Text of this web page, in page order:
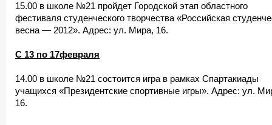
15.00 в школе №21 пройдет Городской этап областного
фестиваля студенческого творчества «Российская
весна — 2012». Адрес: ул. Мира, 16.
С 13 по 17февраля
14.00 в школе №21 состоится игра в рамках Спартакиады
учащихся «Президентские спортивные игры». Адрес: ул.
16.